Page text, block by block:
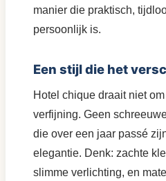
manier die praktisch,
persoonlijk is.
Een stijl die het
Hotel chique draait niet
verfijning. Geen
die over een jaar passé
elegantie. Denk: zachte
slimme verlichting, en